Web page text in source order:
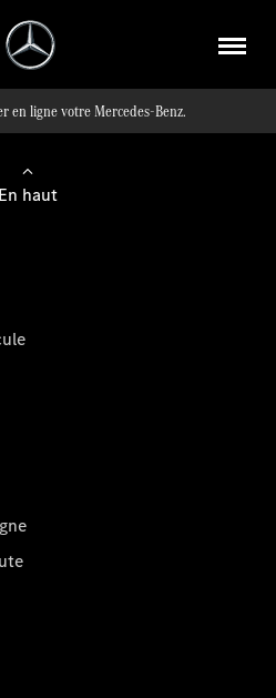
en ligne votre Mercedes-Benz.
En haut